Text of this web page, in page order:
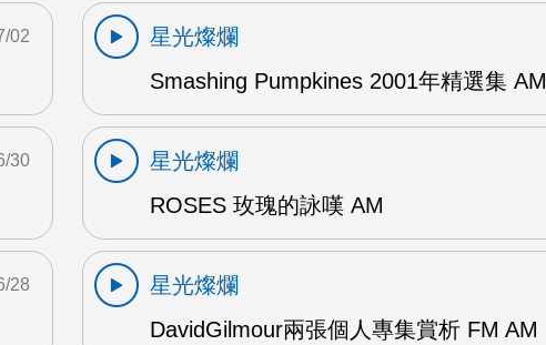
02
星光燦爛
Smashing Pumpkines 2001年精選集 AM
30
星光燦爛
ROSES 玫瑰的詠嘆 AM
28
星光燦爛
DavidGilmour兩張個人專集賞析 FM AM